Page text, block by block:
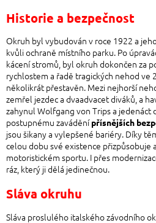
Historie a bezpečnost
Okruh byl vybudován v roce 1922 a
kvůli ochraně místního parku. Po
kácení stromů, byl okruh dokončen za
rychlostem a řadě tragických nehod ve
několikrát přestavěn. Mezi nejhorší
zemřel jezdec a dvaadvacet diváků, a
zahynul Wolfgang von Trips a jedenáct
postupnému zaváděnípřísnějších
jsou šikany a vylepšené bariéry. Díky
celou dobu své existence přizpůsobuje
motoristickém sportu. I přes
ráz, který ji dělá jedinečnou.
Sláva okruhu
Sláva proslulého italského závodního